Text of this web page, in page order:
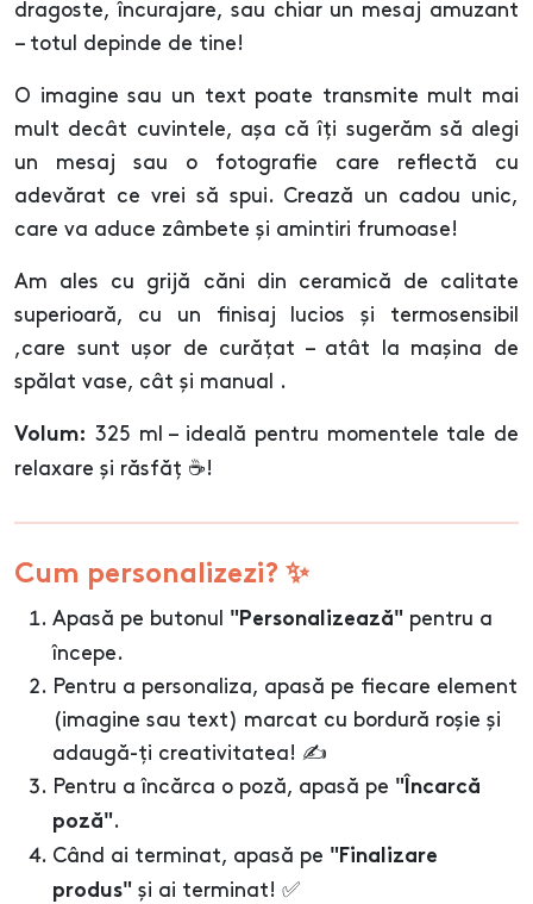
dragoste, încurajare, sau chiar un mesaj amuzant
– totul depinde de tine!
O imagine sau un text poate transmite mult mai
mult decât cuvintele, așa că îți sugerăm să alegi
un mesaj sau o fotografie care reflectă cu
adevărat ce vrei să spui. Crează un cadou unic,
care va aduce zâmbete și amintiri frumoase!
Am ales cu grijă căni din ceramică de calitate
superioară, cu un finisaj lucios și termosensibil
,care sunt ușor de curățat – atât la mașina de
spălat vase, cât și manual .
Volum: 325 ml – ideală pentru momentele tale de
relaxare și răsfăț ☕!
Cum personalizezi? ✨
Apasă pe butonul "Personalizează" pentru a
începe.
Pentru a personaliza, apasă pe fiecare element
(imagine sau text) marcat cu bordură roșie și
adaugă-ți creativitatea! ✍️
Pentru a încărca o poză, apasă pe "Încarcă
poză".
Când ai terminat, apasă pe "Finalizare
produs" și ai terminat! ✅